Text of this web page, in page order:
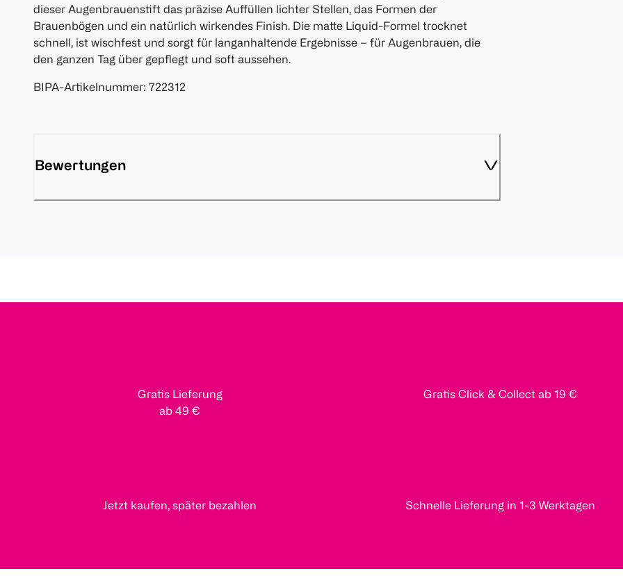
dieser Augenbrauenstift das präzise Auffüllen lichter Stellen, das Formen der
Brauenbögen und ein natürlich wirkendes Finish. Die matte Liquid-Formel trocknet
schnell, ist wischfest und sorgt für langanhaltende Ergebnisse – für Augenbrauen, die
den ganzen Tag über gepflegt und soft aussehen.
BIPA-Artikelnummer: 722312
Bewertungen
Gratis Lieferung
ab 49 €
Gratis Click & Collect ab 19 €
Jetzt kaufen, später bezahlen Schnelle Lieferung in 1-3 Werktagen